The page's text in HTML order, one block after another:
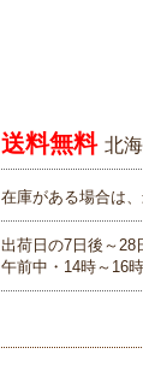
送料無料 北
在庫がある場合は
出荷日の7日後～28
午前中・14時～16